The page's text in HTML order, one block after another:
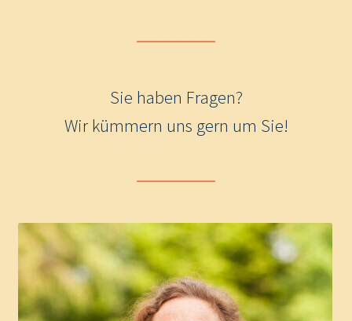
Sie haben Fragen?
Wir kümmern uns gern um Sie!